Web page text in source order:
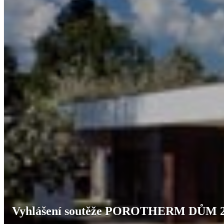
Vyhlášení soutěže POROTHERM DŮM